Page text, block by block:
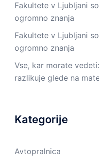
Fakultete v Ljubljani
ogromno znanja
Fakultete v Ljubljani
ogromno znanja
Vse, kar morate
razlikuje glede na
Kategorije
Avtopralnica